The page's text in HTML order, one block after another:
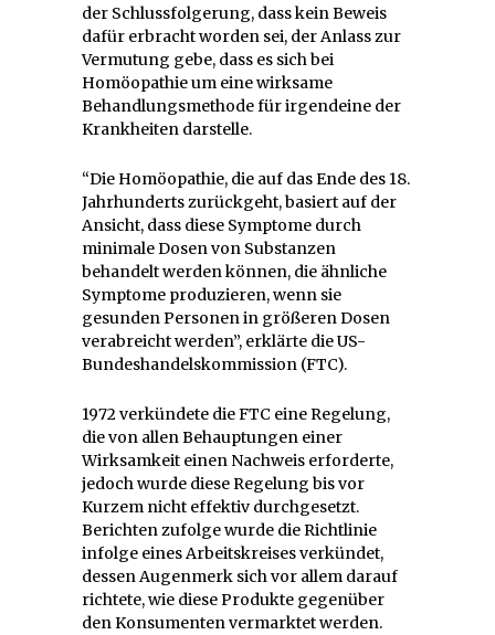
der Schlussfolgerung, dass kein Beweis
dafür erbracht worden sei, der Anlass zur
Vermutung gebe, dass es sich bei
Homöopathie um eine wirksame
Behandlungsmethode für irgendeine der
Krankheiten darstelle.
“Die Homöopathie, die auf das Ende des 18.
Jahrhunderts zurückgeht, basiert auf der
Ansicht, dass diese Symptome durch
minimale Dosen von Substanzen
behandelt werden können, die ähnliche
Symptome produzieren, wenn sie
gesunden Personen in größeren Dosen
verabreicht werden”, erklärte die US-
Bundeshandelskommission (FTC).
1972 verkündete die FTC eine Regelung,
die von allen Behauptungen einer
Wirksamkeit einen Nachweis erforderte,
jedoch wurde diese Regelung bis vor
Kurzem nicht effektiv durchgesetzt.
Berichten zufolge wurde die Richtlinie
infolge eines Arbeitskreises verkündet,
dessen Augenmerk sich vor allem darauf
richtete, wie diese Produkte gegenüber
den Konsumenten vermarktet werden.